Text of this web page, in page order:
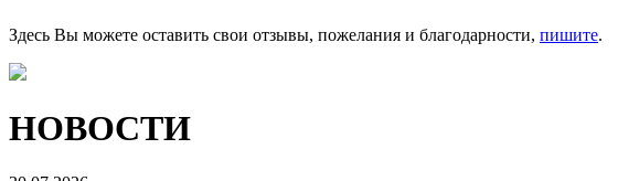
Здесь Вы можете оставить свои отзывы, пожелания и благодарности, пишите.
НОВОСТИ